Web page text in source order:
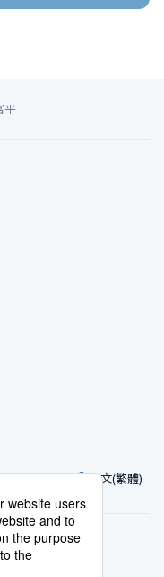
平
中文(繁體)
網站政策